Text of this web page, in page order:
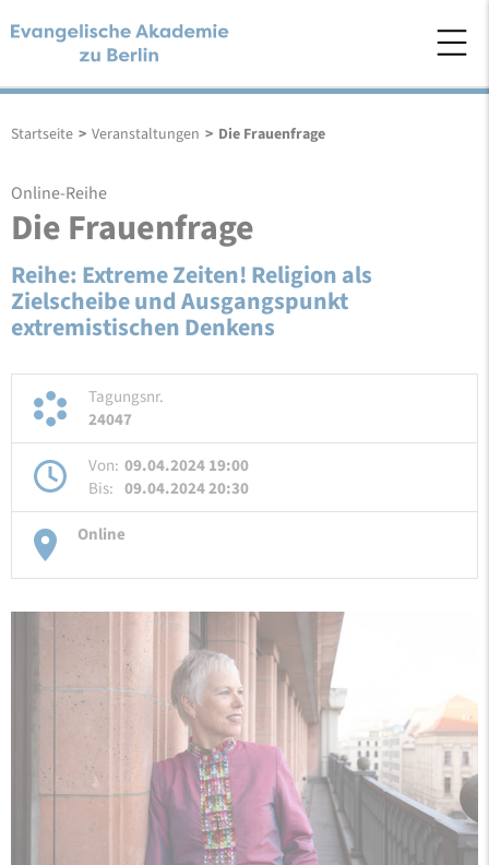
Startseite > Veranstaltungen > Die Frauenfrage
Online-Reihe
Die Frauenfrage
Reihe: Extreme Zeiten! Religion als
Zielscheibe und Ausgangspunkt
extremistischen Denkens
Tagungsnr.
24047
Von: 09.04.2024 19:00
Bis: 09.04.2024 20:30
Online